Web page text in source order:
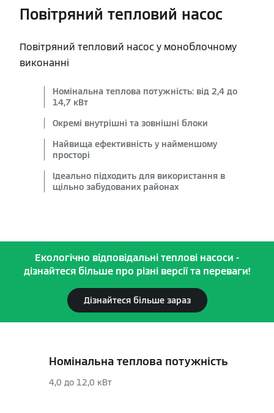
Повітряний тепловий насос
Повітряний тепловий насос у моноблочному
виконанні
Номінальна теплова потужність: від 2,4 до
14,7 кВт
Окремі внутрішні та зовнішні блоки
Найвища ефективність у найменшому
просторі
Ідеально підходить для використання в
щільно забудованих районах
Екологічно відповідальні теплові насоси -
дізнайтеся більше про різні версії та переваги!
Дізнайтеся більше зараз
Номінальна теплова потужність
4,0 до 12,0 кВт